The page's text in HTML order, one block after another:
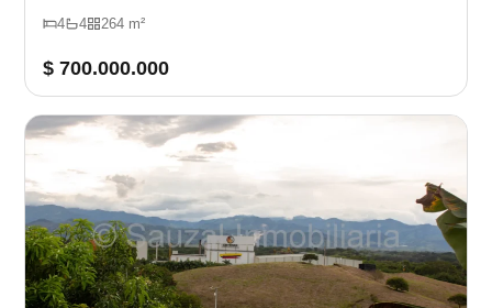
4 4 264 m²
$ 700.000.000